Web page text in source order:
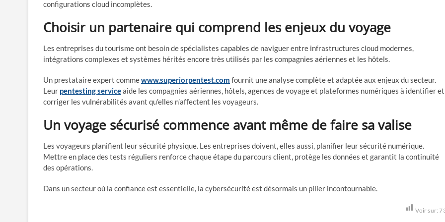
configurations cloud incomplètes.
Choisir un partenaire qui comprend les enjeux du voyage
Les entreprises du tourisme ont besoin de spécialistes capables de naviguer entre infrastructures cloud modernes,
intégrations complexes et systèmes hérités encore très utilisés par les compagnies aériennes et les hôtels.
Un prestataire expert commewww.superiorpentest.com fournit une analyse complète et adaptée aux enjeux du secteur.
Leur pentesting serviceaide les compagnies aériennes, hôtels, agences de voyage et plateformes numériques à identifier et
corriger les vulnérabilités avant qu’elles n’affectent les voyageurs.
Un voyage sécurisé commence avant même de faire sa valise
Les voyageurs planifient leur sécurité physique. Les entreprises doivent, elles aussi, planifier leur sécurité numérique.
Mettre en place des tests réguliers renforce chaque étape du parcours client, protège les données et garantit la continuité
des opérations.
Dans un secteur où la confiance est essentielle, la cybersécurité est désormais un pilier incontournable.
Voir sur: